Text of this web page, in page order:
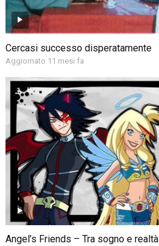
Cercasi successo disperatamente
Aggiornato 11 mesi fa
Angel’s Friends – Tra sogno e realtà